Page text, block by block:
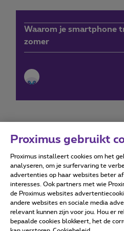
Waarom je smartphone
zomer
Forumvoorwaarden
Alle rechten voorbehouden. ©
Proximus gebruikt
Proximus installeert cookies om het
analyseren, om je surfervaring te
advertenties op haar websites beter
interesses. Ook partners met wie
de Proximus websites
andere websites en sociale media
relevant kunnen zijn voor jou. Hou er
bepaalde cookies blokkeert, het de